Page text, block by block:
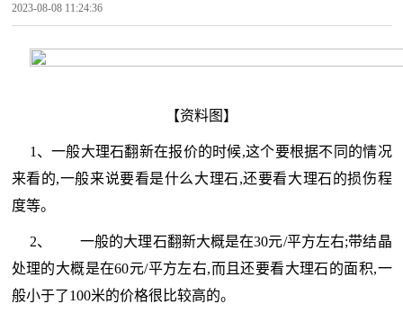
2023-08-08 11:24:36
【资料图】
1、一般大理石翻新在报价的时候,这个要根据不同的情况
来看的,一般来说要看是什么大理石,还要看大理石的损伤程
度等。
2、 一般的大理石翻新大概是在30元/平方左右;带结晶
处理的大概是在60元/平方左右,而且还要看大理石的面积,一
般小于了100米的价格很比较高的。